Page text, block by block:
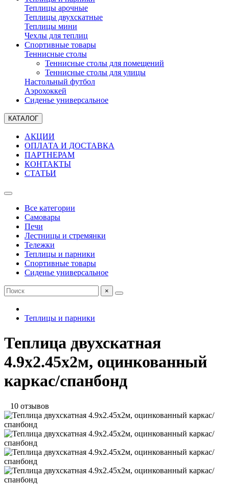
Теплицы арочные
Теплицы двухскатные
Теплицы мини
Чехлы для теплиц
Спортивные товары
Теннисные столы
Теннисные столы для помещений
Теннисные столы для улицы
Настольный футбол
Аэрохоккей
Сиденье универсальное
КАТАЛОГ
АКЦИИ
ОПЛАТА И ДОСТАВКА
ПАРТНЕРАМ
КОНТАКТЫ
СТАТЬИ
Все категории
Самовары
Печи
Лестницы и стремянки
Тележки
Теплицы и парники
Спортивные товары
Сиденье универсальное
×
Теплицы и парники
Теплица двухскатная
4.9x2.45x2м, оцинкованный
каркас/спанбонд
10 отзывов